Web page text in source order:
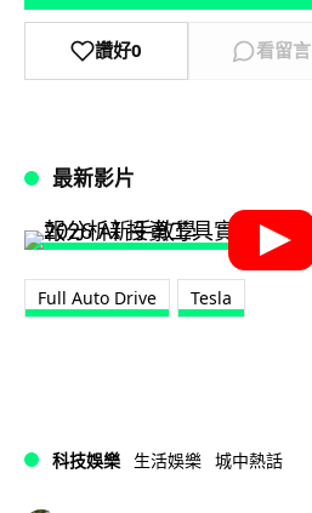
讚好0 看留言
最新影片
Full Auto Drive Tesla
科技娛樂 生活娛樂 城中熱話